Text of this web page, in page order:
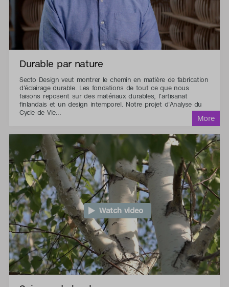
Durable par nature
Secto Design veut montrer le chemin en matière de fabrication
d'éclairage durable. Les fondations de tout ce que nous
faisons reposent sur des matériaux durables, l’artisanat
finlandais et un design intemporel. Notre projet d'Analyse du
Cycle de Vie...
Watch video